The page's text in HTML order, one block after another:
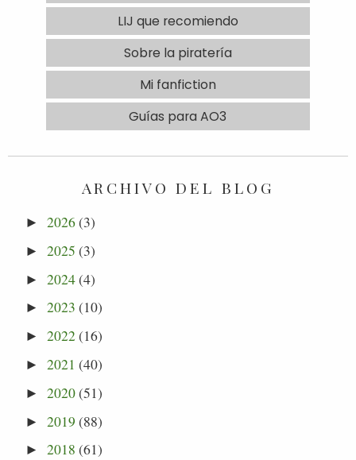
LIJ que recomiendo
Sobre la piratería
Mi fanfiction
Guías para AO3
ARCHIVO DEL BLOG
►2026(3)
►2025 (3)
►2024(4)
►2023 (10)
►2022(16)
►2021 (40)
►2020(51)
►2019 (88)
►2018 (61)